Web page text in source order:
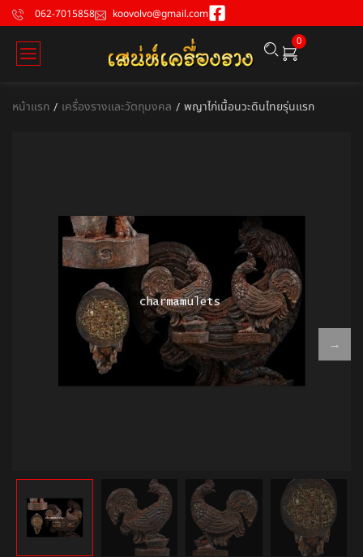
062-7015858 koovolvo@gmail.com
0
หน้าแรก / เครื่องรางและวัตถุมงคล / พญาไก่เนื้อนวะดินไทยรุ่นแรก